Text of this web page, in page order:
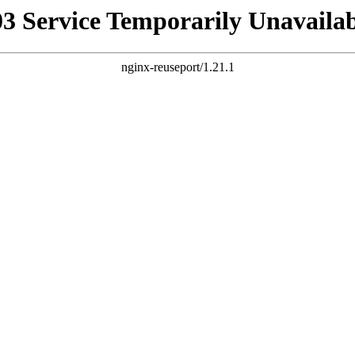
Service Temporarily
nginx-reuseport/1.21.1